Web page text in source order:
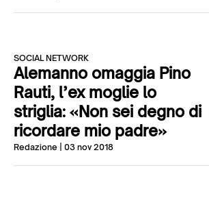
SOCIAL NETWORK
Alemanno omaggia Pino
Rauti, l’ex moglie lo
striglia: «Non sei degno di
ricordare mio padre»
Redazione | 03 nov 2018